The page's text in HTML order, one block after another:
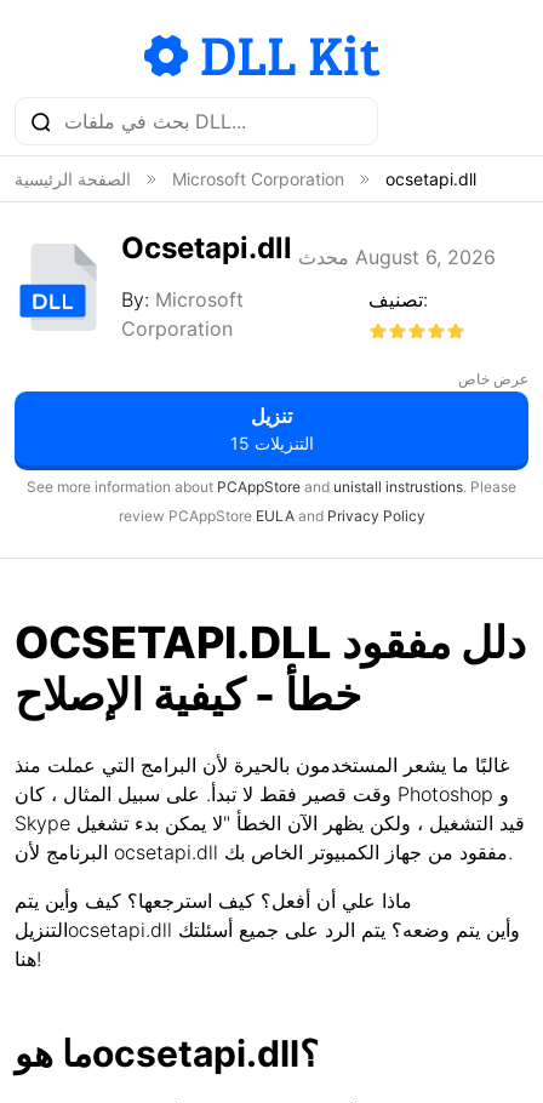
الصفحة الرئيسية Microsoft Corporation ocsetapi.dll
Ocsetapi.dll
محدث August 6, 2026
By: Microsoft
Corporation
تصنيف:
عرض خاص
تنزيل
15 التنزيلات
See more information about PCAppStore and unistall instrustions. Please
review PCAppStore EULAand Privacy Policy
OCSETAPI.DLL دلل مفقود
خطأ - كيفية الإصلاح
غالبًا ما يشعر المستخدمون بالحيرة لأن البرامج التي عملت منذ
وقت قصير فقط لا تبدأ. على سبيل المثال ، كان Photoshop و
Skype قيد التشغيل ، ولكن يظهر الآن الخطأ "لا يمكن بدء تشغيل
البرنامج لأن ocsetapi.dll مفقود من جهاز الكمبيوتر الخاص بك.
ماذا علي أن أفعل؟ كيف استرجعها؟ كيف وأين يتم
التنزيلocsetapi.dll وأين يتم وضعه؟ يتم الرد على جميع أسئلتك
هنا!
ما هوocsetapi.dll؟